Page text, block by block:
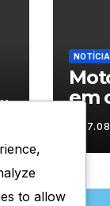
NOTÍCIA
em
to allow